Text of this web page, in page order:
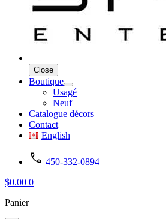
Close
Boutique
Usagé
Neuf
Catalogue décors
Contact
English
450-332-0894
$0.00 0
Panier